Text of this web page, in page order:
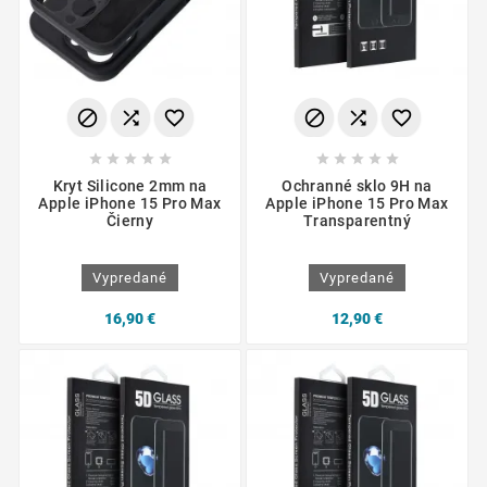
  
    
Kryt Silicone 2mm na
Apple iPhone 15 Pro Max
Čierny
Vypredané
16,90 €
  
    
Ochranné sklo 9H na
Apple iPhone 15 Pro Max
Transparentný
Vypredané
12,90 €